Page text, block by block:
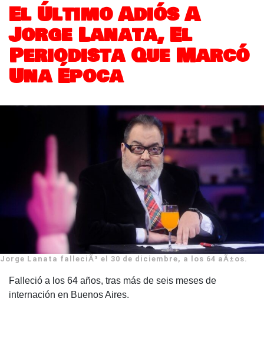
El Último Adiós A
Jorge Lanata, El
Periodista Que Marcó
Una Época
Jorge Lanata falleciÃ³ el 30 de diciembre, a los 64 aÃ±os.
Falleció a los 64 años, tras más de seis meses de
internación en Buenos Aires.